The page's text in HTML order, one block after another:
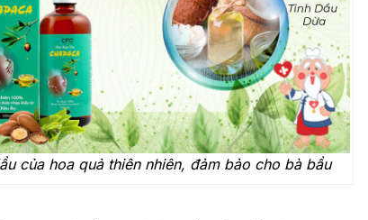
của hoa quả thiên nhiên, đảm bảo cho bà bầu